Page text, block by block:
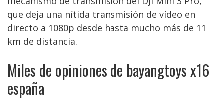
que deja una nítida transmisión de vídeo en
directo a 1080p desde hasta mucho más de 11
km de distancia.
Miles de opiniones de bayangtoys x16
españa